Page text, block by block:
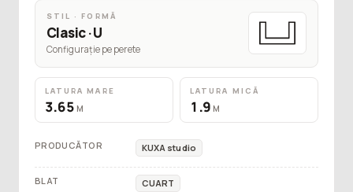
STIL · FORMĂ
Clasic · U
Configurație pe perete
LATURA MARE
3.65 M
LATURA MICĂ
1.9 M
PRODUCĂTOR KUXA studio
BLAT CUART